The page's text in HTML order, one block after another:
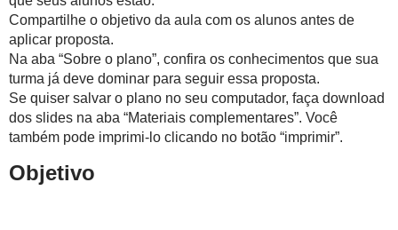
Compartilhe o objetivo da aula com os alunos antes de
aplicar proposta.
Na aba “Sobre o plano”, confira os conhecimentos que sua
turma já deve dominar para seguir essa proposta.
Se quiser salvar o plano no seu computador, faça download
dos slides na aba “Materiais complementares”. Você
também pode imprimi-lo clicando no botão “imprimir”.
Objetivo